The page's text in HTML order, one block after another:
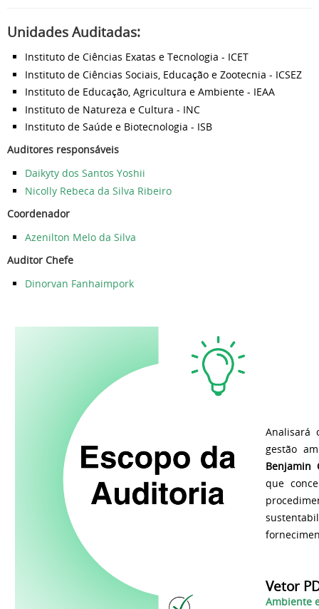
Unidades Auditadas:
Instituto de Ciências Exatas e Tecnologia - ICET
Instituto de Ciências Sociais, Educação e Zootecnia - ICSEZ
Instituto de Educação, Agricultura e Ambiente - IEAA
Instituto de Natureza e Cultura - INC
Instituto de Saúde e Biotecnologia - ISB
Auditores responsáveis
Daikyty dos Santos Yoshii
Nicolly Rebeca da Silva Ribeiro
Coordenador
Azenilton Melo da Silva
Auditor Chefe
Dinorvan Fanhaimpork
Analisará
gestão
Benjamin
que
Vetor
Ambiente